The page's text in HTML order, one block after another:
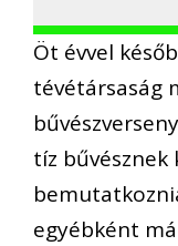
Öt évvel
tévétársaság
tíz
egyébként